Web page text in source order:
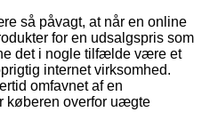
så påvagt, at når en online
for en udsalgspris som
det i nogle tilfælde være et
internet virksomhed.
omfavnet af en
køberen overfor uægte